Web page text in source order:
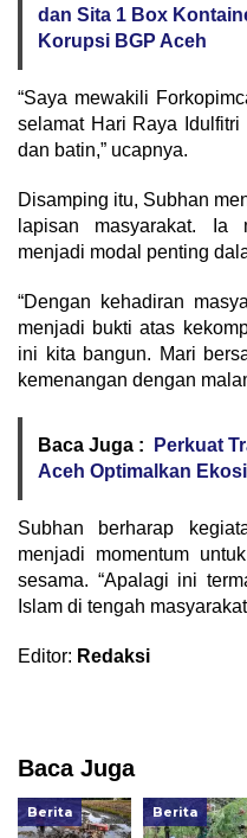
dan Sita 1 Box
Korupsi BGP Aceh
“Saya mewakili
selamat Hari Raya
dan batin,” ucapnya.
Disamping itu, Subhan
lapisan masyarakat. Ia
menjadi modal penting
“Dengan kehadiran
menjadi bukti atas
ini kita bangun. Mari
kemenangan dengan
Baca Juga :
Perkuat
Aceh Optimalkan
Subhan berharap
menjadi momentum
sesama. “Apalagi ini
Islam di tengah
Editor: Redaksi
Baca Juga
Berita Berita